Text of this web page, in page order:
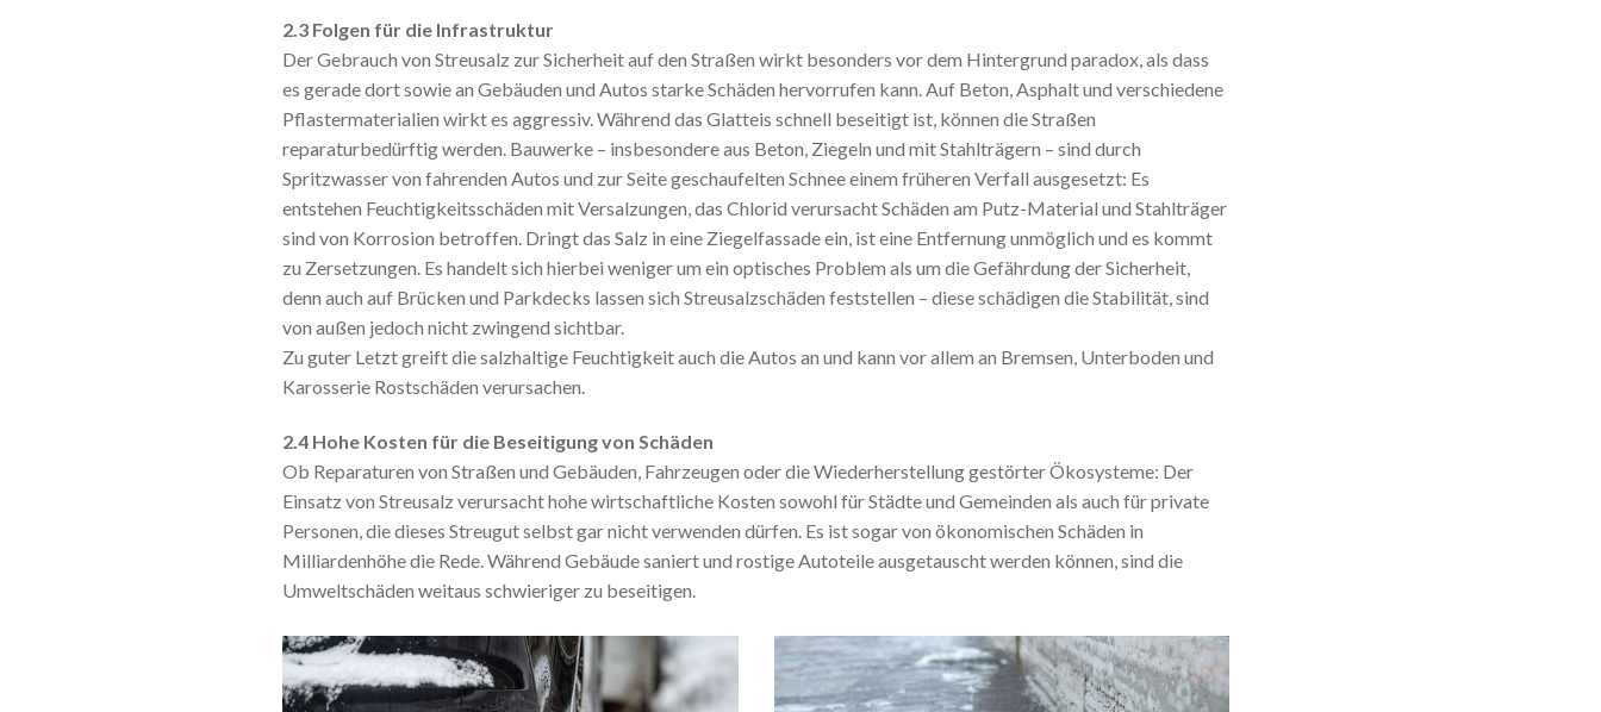
2.3 Folgen für die Infrastruktur
Der Gebrauch von Streusalz zur Sicherheit auf den Straßen wirkt besonders vor dem Hintergrund paradox, als dass
es gerade dort sowie an Gebäuden und Autos starke Schäden hervorrufen kann. Auf Beton, Asphalt und verschiedene
Pflastermaterialien wirkt es aggressiv. Während das Glatteis schnell beseitigt ist, können die Straßen
reparaturbedürftig werden. Bauwerke – insbesondere aus Beton, Ziegeln und mit Stahlträgern – sind durch
Spritzwasser von fahrenden Autos und zur Seite geschaufelten Schnee einem früheren Verfall ausgesetzt: Es
entstehen Feuchtigkeitsschäden mit Versalzungen, das Chlorid verursacht Schäden am Putz-Material und Stahlträger
sind von Korrosion betroffen. Dringt das Salz in eine Ziegelfassade ein, ist eine Entfernung unmöglich und es kommt
zu Zersetzungen. Es handelt sich hierbei weniger um ein optisches Problem als um die Gefährdung der Sicherheit,
denn auch auf Brücken und Parkdecks lassen sich Streusalzschäden feststellen – diese schädigen die Stabilität, sind
von außen jedoch nicht zwingend sichtbar.
Zu guter Letzt greift die salzhaltige Feuchtigkeit auch die Autos an und kann vor allem an Bremsen, Unterboden und
Karosserie Rostschäden verursachen.
2.4 Hohe Kosten für die Beseitigung von Schäden
Ob Reparaturen von Straßen und Gebäuden, Fahrzeugen oder die Wiederherstellung gestörter Ökosysteme: Der
Einsatz von Streusalz verursacht hohe wirtschaftliche Kosten sowohl für Städte und Gemeinden als auch für private
Personen, die dieses Streugut selbst gar nicht verwenden dürfen. Es ist sogar von ökonomischen Schäden in
Milliardenhöhe die Rede. Während Gebäude saniert und rostige Autoteile ausgetauscht werden können, sind die
Umweltschäden weitaus schwieriger zu beseitigen.